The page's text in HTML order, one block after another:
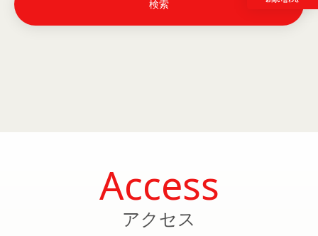
Access
アクセス